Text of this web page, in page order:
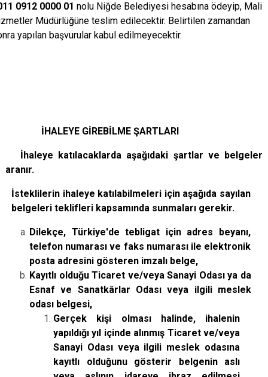
0912 0000 01 nolu Niğde Belediyesi hesabına ödeyip, Mali
Müdürlüğüne teslim edilecektir. Belirtilen zamandan
yapılan başvurular kabul edilmeyecektir.
İHALEYE GİREBİLME ŞARTLARI
İhaleye katılacaklarda aşağıdaki şartlar ve belgeler
aranır.
İsteklilerin ihaleye katılabilmeleri için aşağıda sayılan
belgeleri teklifleri kapsamında sunmaları gerekir.
Dilekçe, Türkiye'de tebligat için adres beyanı,
telefon numarası ve faks numarası ile elektronik
posta adresini gösteren imzalı belge,
Kayıtlı olduğu Ticaret ve/veya Sanayi Odası ya da
Esnaf ve Sanatkârlar Odası veya ilgili meslek
odası belgesi,
Gerçek kişi olması halinde, ihalenin
yapıldığı yıl içinde alınmış Ticaret ve/veya
Sanayi Odası veya ilgili meslek odasına
kayıtlı olduğunu gösterir belgenin aslı